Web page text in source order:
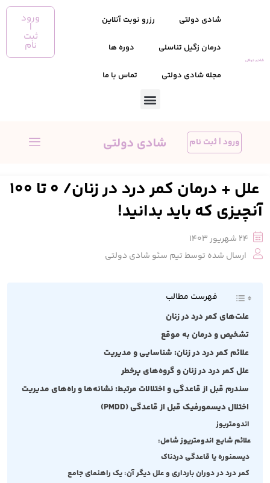
شادی دولتی رزرو نوبت آنلاین
درمان زگیل تناسلی دوره ها
مجله شادی دولتی تماس با ما
ورود
|
ثبت
نام
ورود | ثبت نام
علل + درمان کمر درد در زنان/ 0 تا 100
آنچیزی که باید بدانید!
24 شهریور 1403
ارسال شده توسط تیم سئو شادی دولتی
فهرست مطالب
علت‌های کمر درد در زنان
تشخیص و درمان به‌ موقع
علائم کمر درد در زنان: شناسایی و مدیریت
علل کمر درد در زنان و گروه‌های پرخطر
سندرم قبل از قاعدگی و اختلالات مرتبط: نشانه‌ها و راه‌های مدیریت
اختلال دیسمورفیک قبل از قاعدگی (PMDD)
اندومتریوز
علائم شایع اندومتریوز شامل:
دیسمنوره یا قاعدگی دردناک
کمر درد در دوران بارداری و علل دیگر آن: یک راهنمای جامع